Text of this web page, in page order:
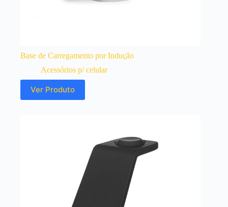
Base de Carregamento por Indução
Acessórios p/ celular
Ver Produto